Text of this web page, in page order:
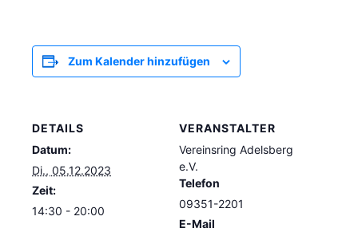
Zum Kalender hinzufügen
DETAILS
Datum:
Di., 05.12.2023
Zeit:
14:30 - 20:00
VERANSTALTER
Vereinsring Adelsberg
e.V.
Telefon
09351-2201
E-Mail